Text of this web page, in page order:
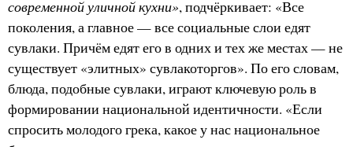
современной уличной кухни», подчёркивает: «Все
поколения, а главное — все социальные слои едят
сувлаки. Причём едят его в одних и тех же местах — не
существует «элитных» сувлакоторгов». По его словам,
блюда, подобные сувлаки, играют ключевую роль в
формировании национальной идентичности. «Если
спросить молодого грека, какое у нас национальное